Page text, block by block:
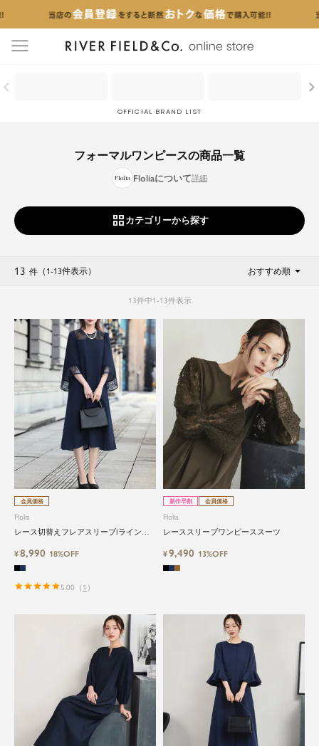
menu
OFFICIAL BRAND LIST
フォーマルワンピースの商品一覧
Floliaについて
カテゴリーから探す
13 件 （1-13件表示） おすすめ順
13件中1-13件表示
会員価格
Flolia
レース切替えフレアスリーブIラインワ
¥8,990 18%OFF
5.00 （ 1 ）
新作早割 会員価格
Flolia
レーススリーブワンピーススーツ
¥9,490 13%OFF